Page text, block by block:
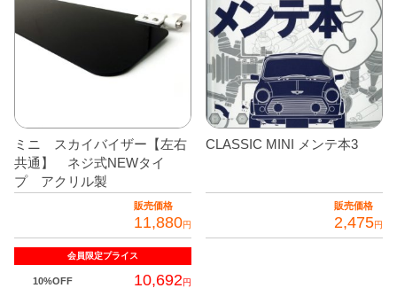
＋
サスペンション・ブレーキ
＋
タイヤ・ホイール
＋
＋
メンテナンス・工具ツール
在庫処分品
CABANA(カバナ)
お得なセット商品
ミニ スカイバイザー【左右
共通】 ネジ式NEWタイ
プ アクリル製
販売価格
11,880円
会員限定プライス
10%OFF 10,692円
CLASSIC MINI メンテ本3
販売価格
2,475円